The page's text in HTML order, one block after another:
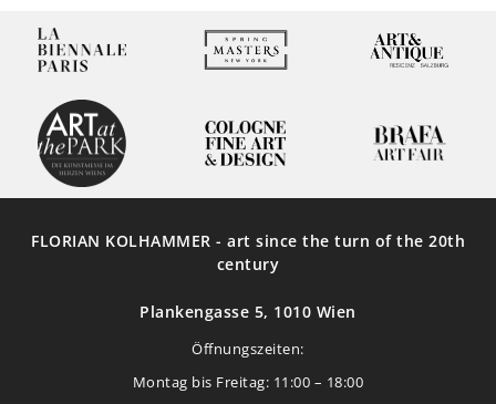
FLORIAN KOLHAMMER - art since the turn of the 20th
century
Plankengasse 5, 1010 Wien
Öffnungszeiten:
Montag bis Freitag: 11:00 – 18:00